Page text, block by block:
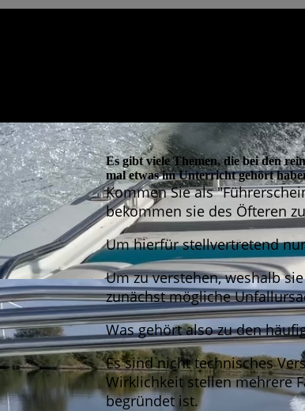
Es gibt viele Themen, die bei den
mal etwas im Unterricht gehört
Kommen Sie als
bekommen sie des Öfteren
Um hierfür stellvertretend
Um zu verstehen, weshalb
zunächst mögliche
Was gehört also zu den
Es sind nicht technisches
Wirklichkeit stellen mehrere
begründet ist.